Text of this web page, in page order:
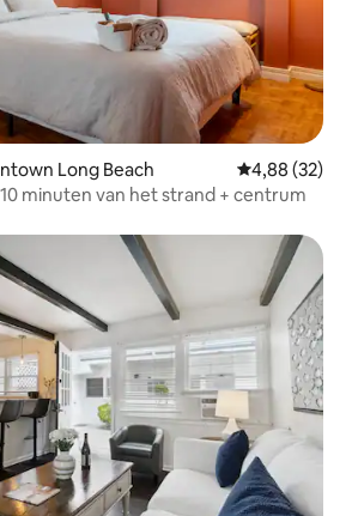
Long Beach Gemiddelde
4,88 (32)
minuten van het strand + centrum